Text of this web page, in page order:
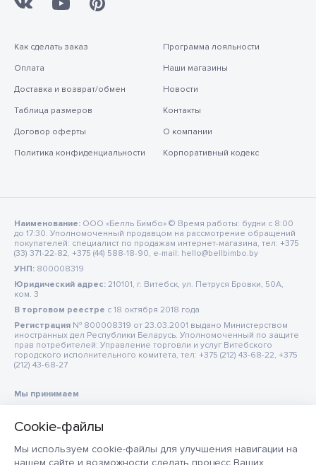
Мы используем cookie-файлы для улучшения навигации на
нашем сайте и возможности сделать процесс Ваших
Как сделать заказ
Оплата
Доставка и возврат/обмен
Таблица размеров
Договор оферты
Политика конфиденциальности
Программа лояльности
Наши магазины
Новости
Контакты
О компании
Корпоративный кодекс
Наименование: ООО «Белль Бимбо» © Время работы: будни с 8:00
до 17:30. Уполномоченный продавцом на рассмотрение обращений
покупателей: специалист по продажам интернет-магазина, тел: +375
(33) 371-22-82, +375 (44) 588-18-90, e-mail: hello@bellbimbo.by
УНП: 800008319
Юридический адрес: 210101, г. Витебск, ул. Петруся Бровки, 50А,
ком. 3
В торговом реестре c 18 октября 2018 года
Регистрация № 800008319 от 23.03.2001 выдано Министерством
иностранных дел Республики Беларусь. Уполномоченный по защите
прав потребителей: Управление торговли и услуг Витебского
городского исполнительного комитета, тел: +375 (212) 43-68-22, +375
(212) 43-68-27
Мы принимаем